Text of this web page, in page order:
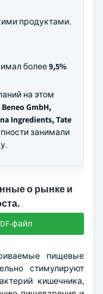
продуктами.
более9,5%
на этом
GmbH,
Ingredients, Tate
занимали
о рынке и
файл
пищевые
стимулируют
кишечника,